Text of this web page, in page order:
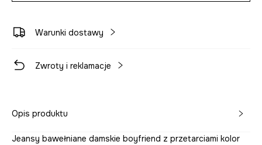
Warunki dostawy
Zwroty i reklamacje
Opis produktu
Jeansy bawełniane damskie boyfriend z przetarciami kolor